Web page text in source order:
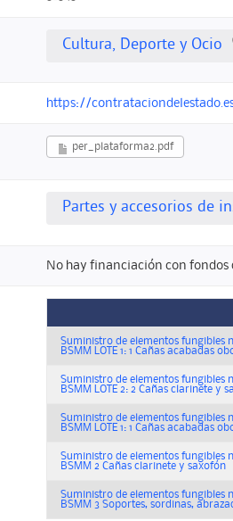
Cultura, Deporte y Ocio
https://
per_plataforma2.pdf
Partes y accesorios de
No hay financiación con fondos
Suministro de elementos fungibles
BSMM LOTE 1: 1 Cañas acabadas
Suministro de elementos fungibles
BSMM LOTE 2: 2 Cañas clarinete y
Suministro de elementos fungibles
BSMM LOTE 1: 1 Cañas acabadas
Suministro de elementos fungibles
BSMM 2 Cañas clarinete y saxofón
Suministro de elementos fungibles
BSMM 3 Soportes, sordinas,